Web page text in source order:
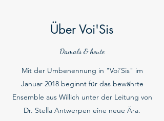
Über Voi'Sis
Damals & heute
Mit der Umbenennung in "Voi‘Sis" im
Januar 2018 beginnt für das bewährte
Ensemble aus Willich unter der Leitung von
Dr. Stella Antwerpen eine neue Ära.